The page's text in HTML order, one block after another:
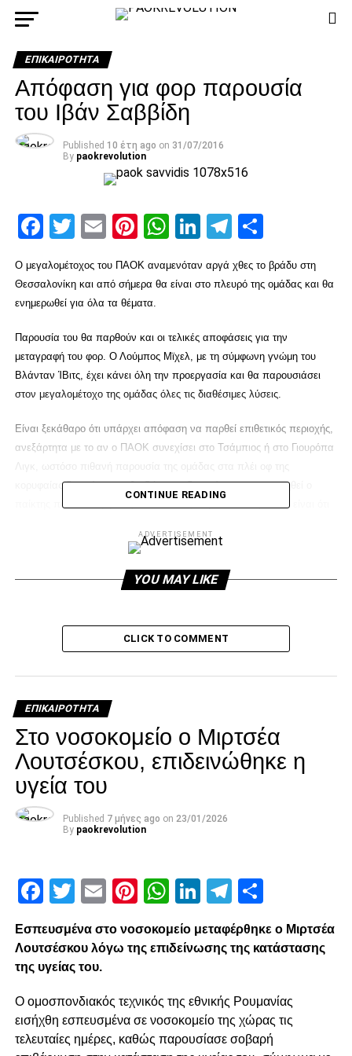
ΕΠΙΚΑΙΡΌΤΗΤΑ
Απόφαση για φορ παρουσία
του Ιβάν Σαββίδη
Published 10 έτη ago on 31/07/2016
By paokrevolution
Facebook
Twitter
EmailPinterest
WhatsApp
LinkedIn
Telegram
Ο μεγαλομέτοχος του ΠΑΟΚ αναμενόταν αργά χθες το βράδυ στη
Θεσσαλονίκη και από σήμερα θα είναι στο πλευρό της ομάδας και θα
ενημερωθεί για όλα τα θέματα.
Παρουσία του θα παρθούν και οι τελικές αποφάσεις για την
μεταγραφή του φορ. Ο Λούμπος Μϊχελ, με τη σύμφωνη γνώμη του
Βλάνταν ΊΒιτς, έχει κάνει όλη την προεργασία και θα παρουσιάσει
στον μεγαλομέτοχο της ομάδας όλες τις διαθέσιμες λύσεις.
Είναι ξεκάθαρο ότι υπάρχει απόφαση να παρθεί επιθετικός περιοχής,
ανεξάρτητα με το αν ο ΠΑΟΚ συνεχίσει στο Τσάμπιος ή στο Γιουρόπα
κορυφαίας διοργάνωσης θα δώσει τη δυνατότητα να αποκτηθεί ο
παίκτης που είναι ψηλότερα απ’ όλους στη λίστα. Το βασικό είναι ότι
εξελιχθεί κι άλλο και φυσικά να έχει και αξία μεταπώλησης. Και με
χαρακτηριστικά που δεν θα ακυρώνουν την παρουσία του Στέφανου
Αθανασιάδη. Ο Μίχελ έχει προχωρήσει περιπτώσεις παικτών και για
τα δύο σενάρια. Και μετά το ματς με τον Άγιαξ και την εξέλιξή του θα
παρθεί η τελική απόφαση.
ADVERTISEMENT
Facebook
Twitter
RELATED TOPICS:
UP NEXT
CONTINUE READING
ADVERTISEMENT
YOU MAY LIKE
CLICK TO COMMENT
ΕΠΙΚΑΙΡΌΤΗΤΑ
Στο νοσοκομείο ο Μιρτσέα
Λουτσέσκου, επιδεινώθηκε η
υγεία του
Published 7 μήνες ago on 23/01/2026
By paokrevolution
Facebook
Twitter
EmailPinterest
WhatsApp
LinkedIn
Telegram
Εσπευσμένα στο νοσοκομείο μεταφέρθηκε ο Μιρτσέα
Λουτσέσκου λόγω της επιδείνωσης της κατάστασης
της υγείας του.
Ο ομοσπονδιακός τεχνικός της εθνικής Ρουμανίας
εισήχθη εσπευσμένα σε νοσοκομείο της χώρας τις
τελευταίες ημέρες, καθώς παρουσίασε σοβαρή